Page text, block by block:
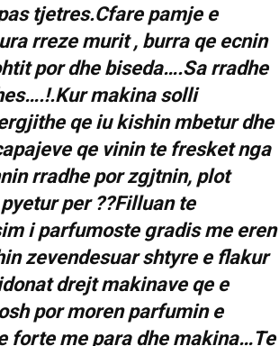
tjetres.Cfare pamje e
rreze murit , burra qe ecnin
por dhe biseda….Sa rradhe
makina solli
qe iu kishin mbetur dhe
qe vinin te fresket nga
rradhe por zgjtnin, plot
per ??Filluan te
i parfumoste gradis me eren
zevendesuar shtyre e flakur
drejt makinave qe e
por moren parfumin e
forte me para dhe makina…Te